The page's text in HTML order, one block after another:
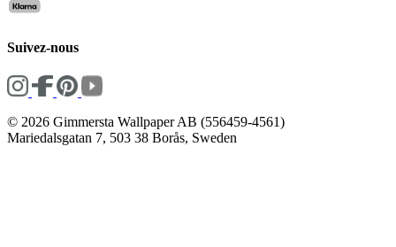
Suivez-nous
© 2026 Gimmersta Wallpaper AB (556459-4561)
Mariedalsgatan 7, 503 38 Borås, Sweden